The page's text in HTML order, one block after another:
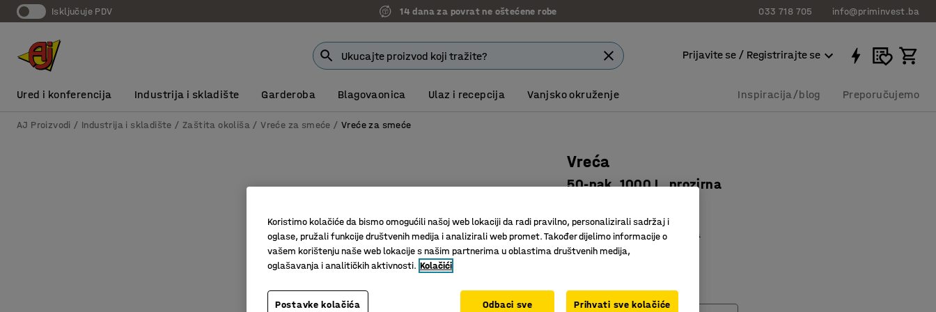
Isključuje PDV 14 dana za povrat ne oštećene robe 033 718 705 info@priminvest.ba
Prijavite se / Registrirajte se
Ured i konferencija Industrija i skladište Garderoba Blagovaonica Ulaz i recepcija Vanjsko okruženje Inspiracija/blog Preporučujemo
AJ Proizvodi Industrija i skladište Zaštita okoliša Vreće za smeće Vreće za smeće
Vreća
50-pak, 1000 L, prozirna
Za velike količine otpada
Velike dimenzije
Volumen (L)
Koristimo kolačiće da bismo omogućili našoj web lokaciji da radi pravilno, personalizirali sadržaj i
oglase, pružali funkcije društvenih medija i analizirali web promet. Također dijelimo informacije o
vašem korištenju naše web lokacije s našim partnerima u oblastima društvenih medija,
oglašavanja i analitičkih aktivnosti. Kolačići
Postavke kolačića Odbaci sve Prihvati sve kolačiće